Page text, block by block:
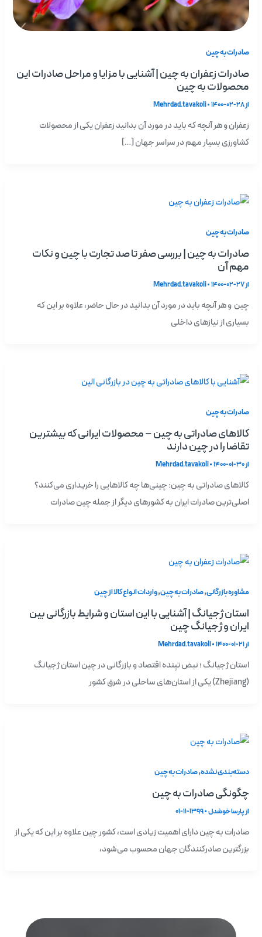
صادرات به چین
صادرات زعفران به چین | آشنایی با مزایا و مراحل صادرات این
محصولات به چین
از Mehrdad.tavakoli•1400-02-28
زعفران و هر آنچه که باید در مورد آن بدانید زعفران یکی از محصولات
کشاورزی بسیار مهم در سراسر جهان […]
صادرات به چین
صادرات به چین | بررسی صفر تا صد تجارت با چین و نکات
مهم آن
از Mehrdad.tavakoli•1400-02-27
چین و هر آنچه باید در مورد آن بدانید در حال حاضر، علاوه بر این که
بسیاری از نیازهای داخلی
صادرات به چین
کالاهای صادراتی به چین – محصولات ایرانی که بیشترین
تقاضا را در چین دارند
از Mehrdad.tavakoli•1400-01-30
کالاهای صادراتی به چین: چینی‌ها چه کالاهایی را خریداری می‌کنند؟
اصلی‌ترین صادرات ایران به کشورهای دیگر از جمله چین صادرات
مشاوره بازرگانی,صادرات به چین,واردات انواع کالا از چین
استان ژجیانگ | آشنایی با این استان و شرایط بازرگانی بین
ایران و ژجیانگ چین
از Mehrdad.tavakoli•1400-01-21
استان ژجیانگ ؛ نبض تپنده اقتصاد و بازرگانی در چین استان ژجیانگ
(Zhejiang) یکی از استان‌های ساحلی در شرق کشور
دسته‌بندی نشده,صادرات به چین
چگونگی صادرات به چین
ازپارسا خوشدل•
1399-11-01
صادرات به چین دارای اهمیت زیادی است، کشور چین علاوه بر این که یکی از
بزرگترین صادرکنندگان جهان محسوب می‌شود،